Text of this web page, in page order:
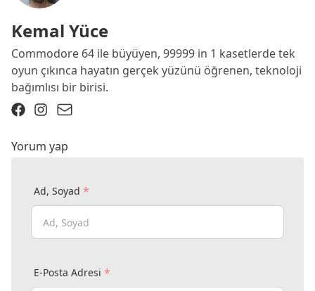
Kemal Yüce
Commodore 64 ile büyüyen, 99999 in 1 kasetlerde tek
oyun çıkınca hayatın gerçek yüzünü öğrenen, teknoloji
bağımlısı bir birisi.
Yorum yap
Ad, Soyad *
E-Posta Adresi *